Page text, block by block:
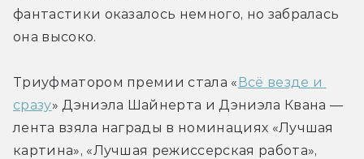
фантастики оказалось немного, но забралась
она высоко.
Триуфматором премии стала «Всё везде и
сразу» Дэниэла Шайнерта и Дэниэла Квана —
лента взяла награды в номинациях «Лучшая
картина», «Лучшая режиссерская работа»,